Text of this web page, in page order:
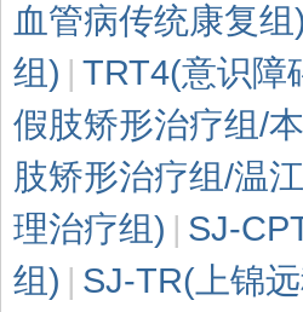
血管病传统康复组)
组) | TRT4(意识障
假肢矫形治疗组/
肢矫形治疗组/温
理治疗组) | SJ-
组) | SJ-TR(上锦